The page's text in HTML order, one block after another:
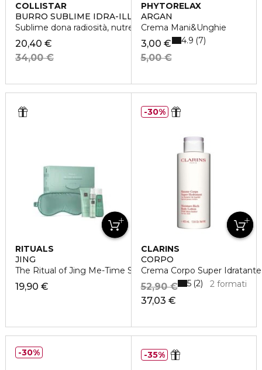
COLLISTAR
BURRO SUBLIME IDRA-ILLUMINANTE RIPARATORE
Sublime dona radiosità, nutre e idrata oltre 72h
20,40 €
34,00 €
PHYTORELAX
ARGAN
Crema Mani&Unghie
3,00 €
5,00 €
4.9 7
RITUALS
JING
The Ritual of Jing Me-Time Set
19,90 €
CLARINS
CORPO
Crema Corpo Super Idratante
37,03 €
52,90 € 2 formati
5 2
30%
30% 35%